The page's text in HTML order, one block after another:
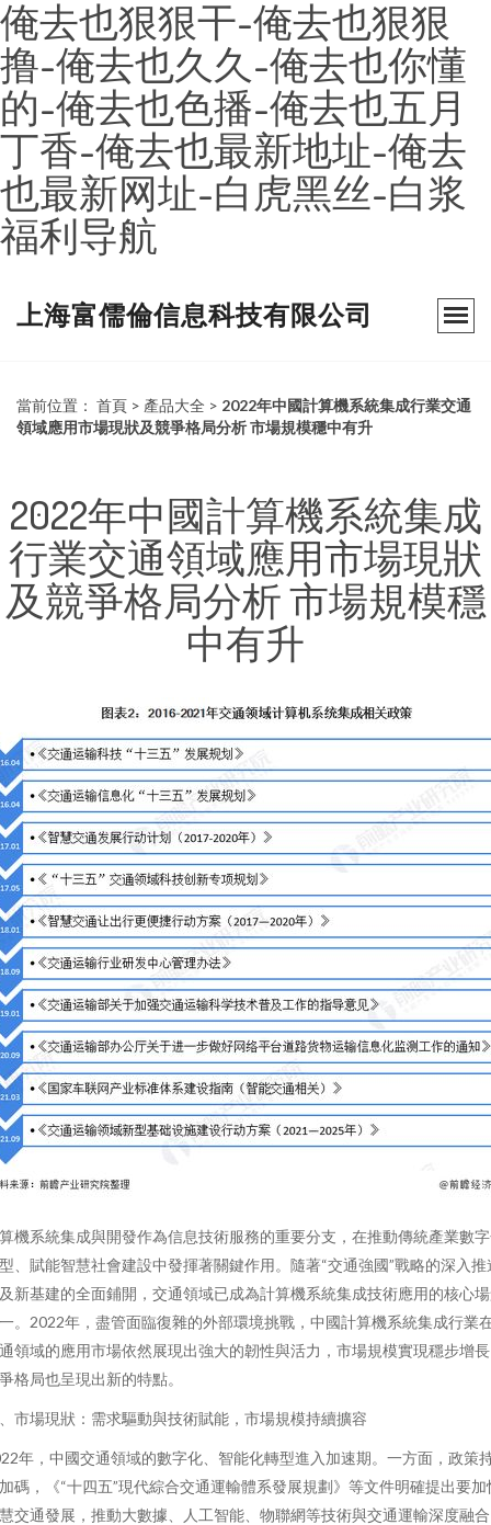
俺去也狠狠干-俺去也狠狠
撸-俺去也久久-俺去也你懂
的-俺去也色播-俺去也五月
丁香-俺去也最新地址-俺去
也最新网址-白虎黑丝-白浆
福利导航
上海富儒倫信息科技有限公司
當前位置： 首頁 > 產品大全 > 2022年中國計算機系統集成行業交通
領域應用市場現狀及競爭格局分析 市場規模穩中有升
2022年中國計算機系統集成
行業交通領域應用市場現狀
及競爭格局分析 市場規模穩
中有升
機系統集成與開發作為信息技術服務的重要分支，在推動傳統產業數
、賦能智慧社會建設中發揮著關鍵作用。隨著“交通強國”戰略的深入推
新基建的全面鋪開，交通領域已成為計算機系統集成技術應用的核心
。2022年，盡管面臨復雜的外部環境挑戰，中國計算機系統集成行業
領域的應用市場依然展現出強大的韌性與活力，市場規模實現穩步增
格局也呈現出新的特點。
市場現狀：需求驅動與技術賦能，市場規模持續擴容
年，中國交通領域的數字化、智能化轉型進入加速期。一方面，政策
碼，《“十四五”現代綜合交通運輸體系發展規劃》等文件明確提出要加
交通發展，推動大數據、人工智能、物聯網等技術與交通運輸深度融